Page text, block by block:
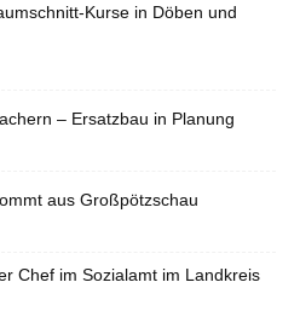
Kurse in Döben und
– Ersatzbau in Planung
aus Großpötzschau
Chef im Sozialamt im Landkreis